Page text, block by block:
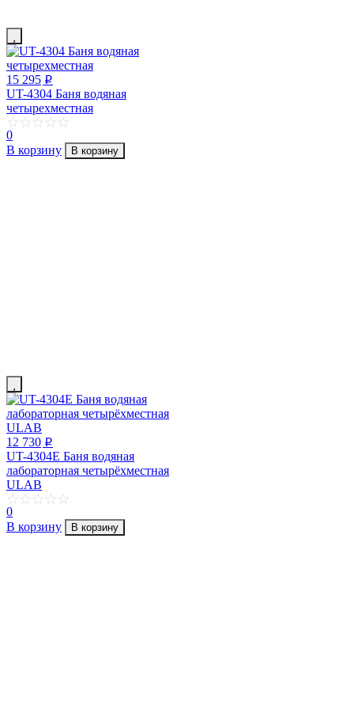
15 295 p
UT-4304 Баня водяная
четырехместная
0
В корзину
В корзину
12 730 p
UT-4304Е Баня водяная
лабораторная четырёхместная
ULAB
0
В корзину
В корзину